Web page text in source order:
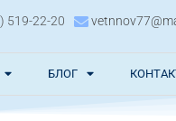
519-22-20
БЛОГ